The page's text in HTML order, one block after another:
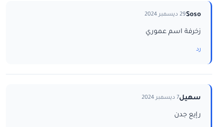
Soso29 ديسمبر 2024
زخرفة اسم عموري
رد
سهيل7 ديسمبر 2024
رإيع جدن